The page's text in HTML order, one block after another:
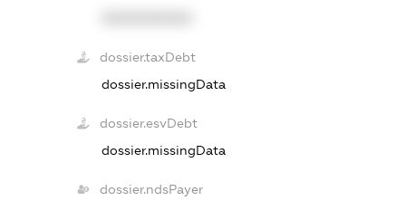
dossier.taxDebt
dossier.missingData
dossier.esvDebt
dossier.missingData
dossier.ndsPayer